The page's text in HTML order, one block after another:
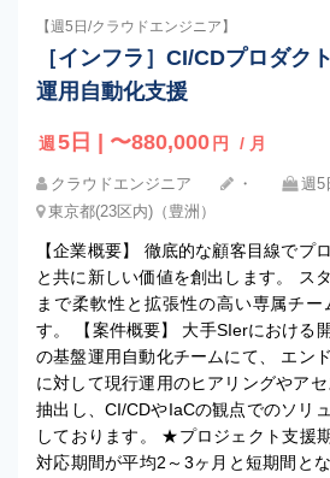
【週5日/クラウドエンジニア】
［インフラ］CI/CDプロダク
運用自動化支援
週 5日 | 〜880,000 円 / 月
クラウドエンジニア ・
週5
東京都(23区内)（豊洲）
【企業概要】 徹底的な顧客目線でプ
と共に新しい価値を創出します。 ス
まで柔軟性と拡張性の高い専属チー
す。 【案件概要】 大手SIerにおける
の基盤運用自動化チームにて、 エン
に対して現行運用のヒアリングやア
抽出し、CI/CDやIaCの観点でのソリ
しております。 ★プロジェクト支
対応期間が平均2～3ヶ月と短期間と